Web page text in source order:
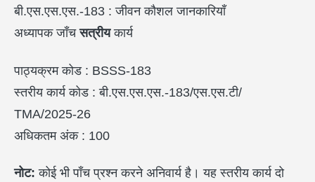
बी.एस.एस.एस.-183 : जीवन कौशल जानकारियाँ
अध्यापक जाँचसत्रीयकार्य
पाठ्यक्रम कोड : BSSS-183
स्तरीय कार्य कोड : बी.एस.एस.एस.-183/एस.एस.टी/
TMA/2025-26
अधिकतम अंक : 100
नोट: कोई भी पाँच प्रश्न करने अनिवार्य है। यह स्तरीय कार्य दो